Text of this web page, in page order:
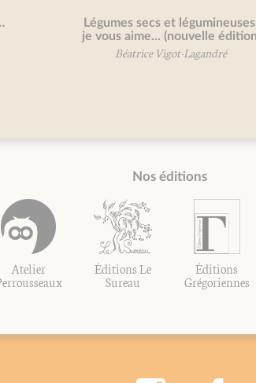
Légumes secs et légumineuses,
je vous aime... (nouvelle édition)
Béatrice Vigot-Lagandré
Nos éditions
Atelier Éditions Le
Sureau
Éditions
Grégoriennes